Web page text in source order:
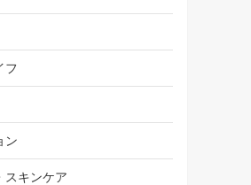
フ
ン
スキンケア